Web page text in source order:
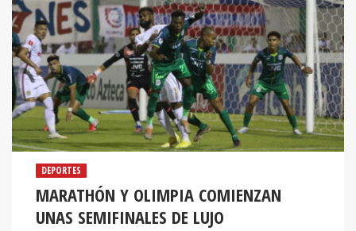
DEPORTES
MARATHÓN Y OLIMPIA COMIENZAN
UNAS SEMIFINALES DE LUJO